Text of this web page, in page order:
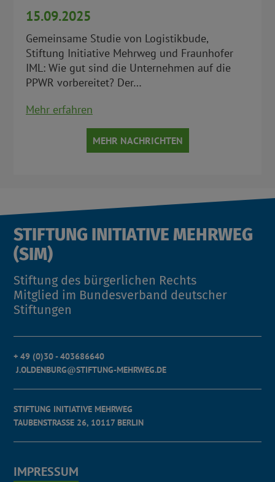
15.09.2025
Gemeinsame Studie von Logistikbude,
Stiftung Initiative Mehrweg und Fraunhofer
IML: Wie gut sind die Unternehmen auf die
PPWR vorbereitet? Der…
Mehr erfahren
MEHR NACHRICHTEN
STIFTUNG INITIATIVE MEHRWEG
(SIM)
Stiftung des bürgerlichen Rechts
Mitglied im Bundesverband deutscher
Stiftungen
+ 49 (0)30 - 403686640
J.OLDENBURG@STIFTUNG-MEHRWEG.DE
STIFTUNG INITIATIVE MEHRWEG
TAUBENSTRASSE 26, 10117 BERLIN
IMPRESSUM